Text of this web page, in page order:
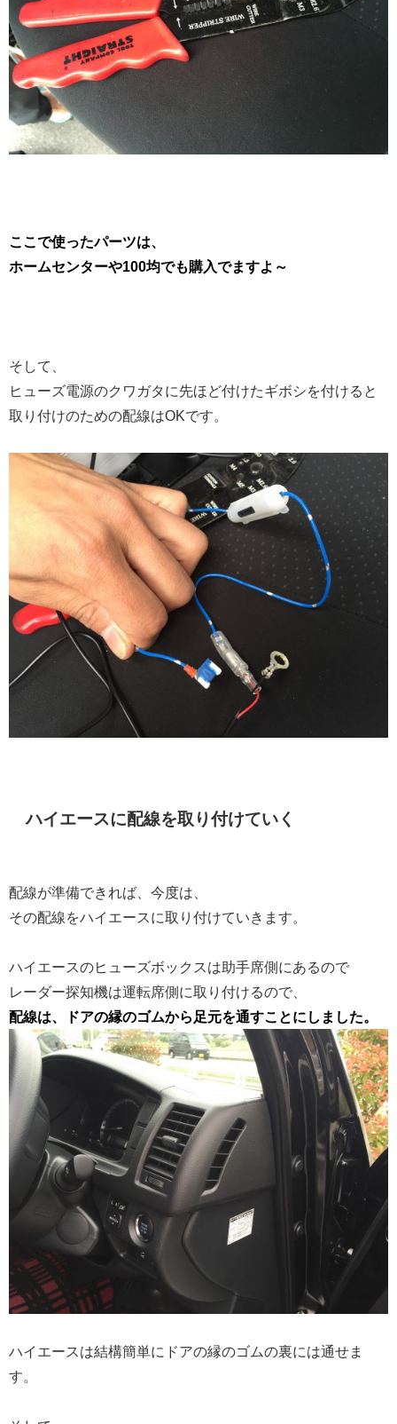
ここで使ったパーツは、
ホームセンターや100均でも購入でますよ～
そして、
ヒューズ電源のクワガタに先ほど付けたギボシを付けると
取り付けのための配線はOKです。
ハイエースに配線を取り付けていく
配線が準備できれば、今度は、
その配線をハイエースに取り付けていきます。
ハイエースのヒューズボックスは助手席側にあるので
レーダー探知機は運転席側に取り付けるので、
配線は、ドアの縁のゴムから足元を通すことにしました。
ハイエースは結構簡単にドアの縁のゴムの裏には通せま
す。